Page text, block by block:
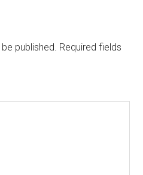
published. Required fields